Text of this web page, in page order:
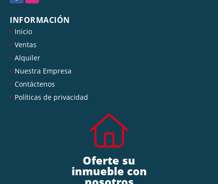
INFORMACIÓN
Inicio
Ventas
Alquiler
Nuestra Empresa
Contáctenos
Políticas de privacidad
Oferte su
inmueble con